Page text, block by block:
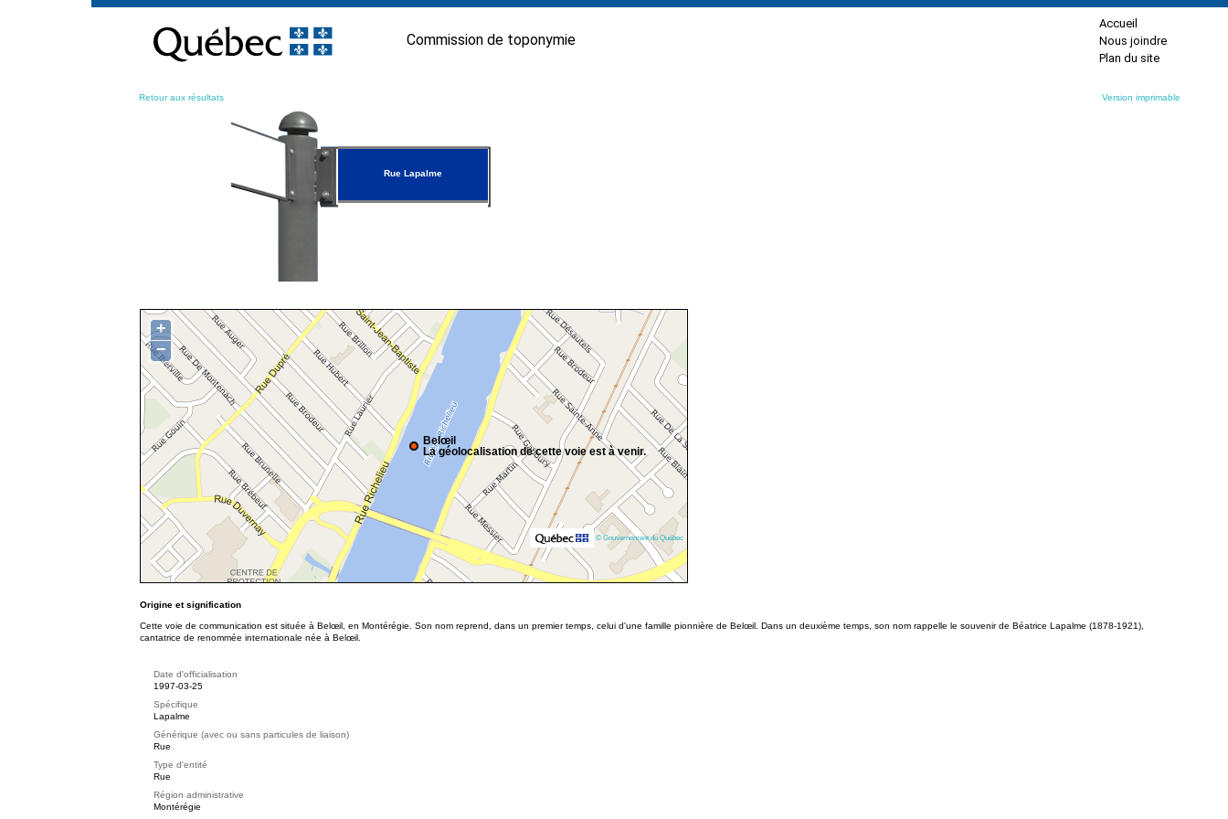
contenu
Commission de toponymie
Accueil
Nous joindre
Plan du site
Retour aux résultats Version imprimable
Rue Lapalme
Belœil
La géolocalisation de cette voie est à venir.
+
−
© Gouvernement du Québec
Origine et signification
Cette voie de communication est située à Belœil, en Montérégie. Son nom reprend, dans un premier temps, celui d'une famille pionnière de Belœil. Dans un deuxième temps, son nom rappelle le souvenir de Béatrice Lapalme (1878-1921),
cantatrice de renommée internationale née à Belœil.
Date d'officialisation
1997-03-25
Spécifique
Lapalme
Générique (avec ou sans particules de liaison)
Rue
Type d'entité
Rue
Région administrative
Montérégie